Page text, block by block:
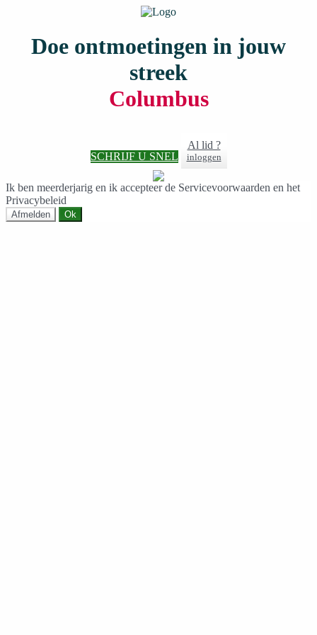
Doe ontmoetingen in jouw
streek
Columbus
SCHRIJF U SNEL
Al lid ?
inloggen
Ik ben meerderjarig en ik accepteer de Servicevoorwaarden en het
Privacybeleid
Afmelden Ok